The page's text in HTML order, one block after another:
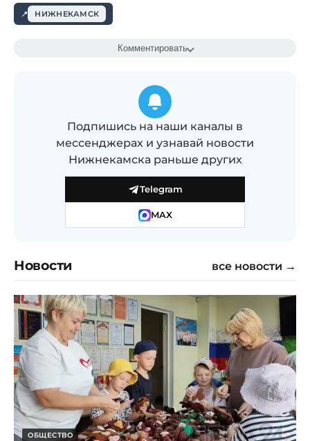
НИЖНЕКАМСК
Комментировать
Подпишись на наши каналы в
мессенджерах и узнавай новости
Нижнекамска раньше других
Telegram
MAX
Новости все новости →
ОБЩЕСТВО